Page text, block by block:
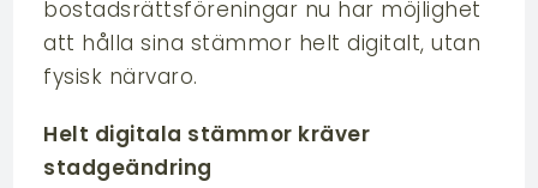
bostadsrättsföreningar nu har möjlighet
att hålla sina stämmor helt digitalt, utan
fysisk närvaro.
Helt digitala stämmor kräver
stadgeändring